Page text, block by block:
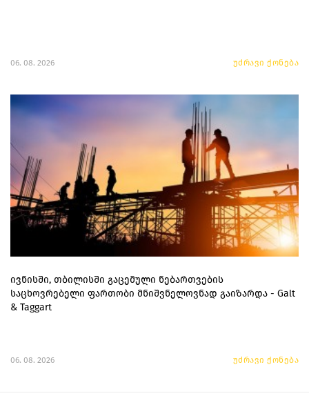
06. 08. 2026 უძრავი ქონება
ივნისში, თბილისში გაცემული ნებართვების
საცხოვრებელი ფართობი მნიშვნელოვნად გაიზარდა - Galt
& Taggart
06. 08. 2026 უძრავი ქონება